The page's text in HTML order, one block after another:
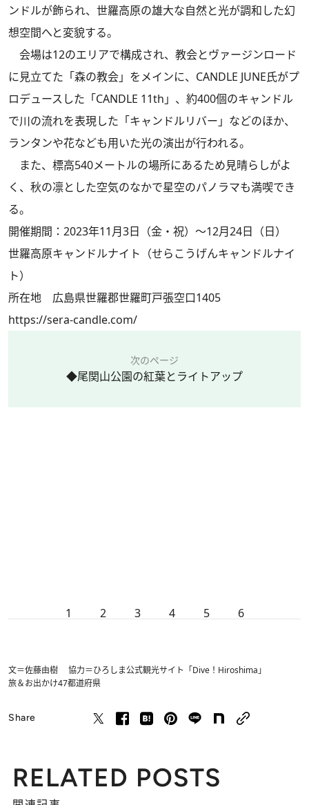
ンドルが飾られ、世羅高原の雄大な自然と光が調和した幻
想空間へと変貌する。
会場は12のエリアで構成され、教会とヴァージンロード
に見立てた「森の教会」をメインに、CANDLE JUNE氏がプ
ロデュースした「CANDLE 11th」、約400個のキャンドル
で川の流れを表現した「キャンドルリバー」などのほか、
ランタンや花なども用いた光の演出が行われる。
また、標高540メートルの場所にあるため見晴らしがよ
く、秋の凛とした空気のなかで星空のパノラマも満喫でき
る。
開催期間：2023年11月3日（金・祝）～12月24日（日）
世羅高原キャンドルナイト（せらこうげんキャンドルナイ
ト）
所在地 広島県世羅郡世羅町戸張空口1405
https://sera-candle.com/
次のページ
◆尾関山公園の紅葉とライトアップ
1 2 3 4 5 6
文＝佐藤由樹 協力＝ひろしま公式観光サイト「Dive！Hiroshima」
旅＆お出かけ47都道府県
Share
RELATED POSTS